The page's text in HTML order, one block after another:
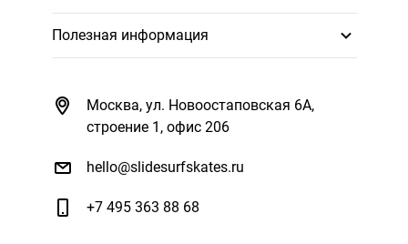
Москва, ул. Новоостаповская 6А,
строение 1, офис 206
hello@slidesurfskates.ru
+7 495 363 88 68
Полезная информация